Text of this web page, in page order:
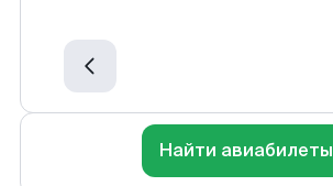
Найти авиабилеты